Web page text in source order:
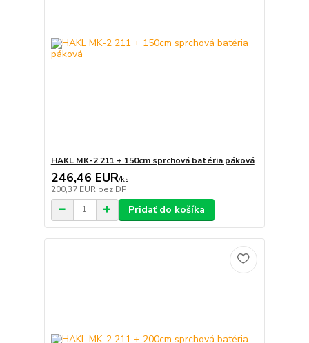
HAKL MK-2 211 + 150cm sprchová batéria páková
246,46 EUR/ks
200,37 EUR bez DPH
Pridať do košíka